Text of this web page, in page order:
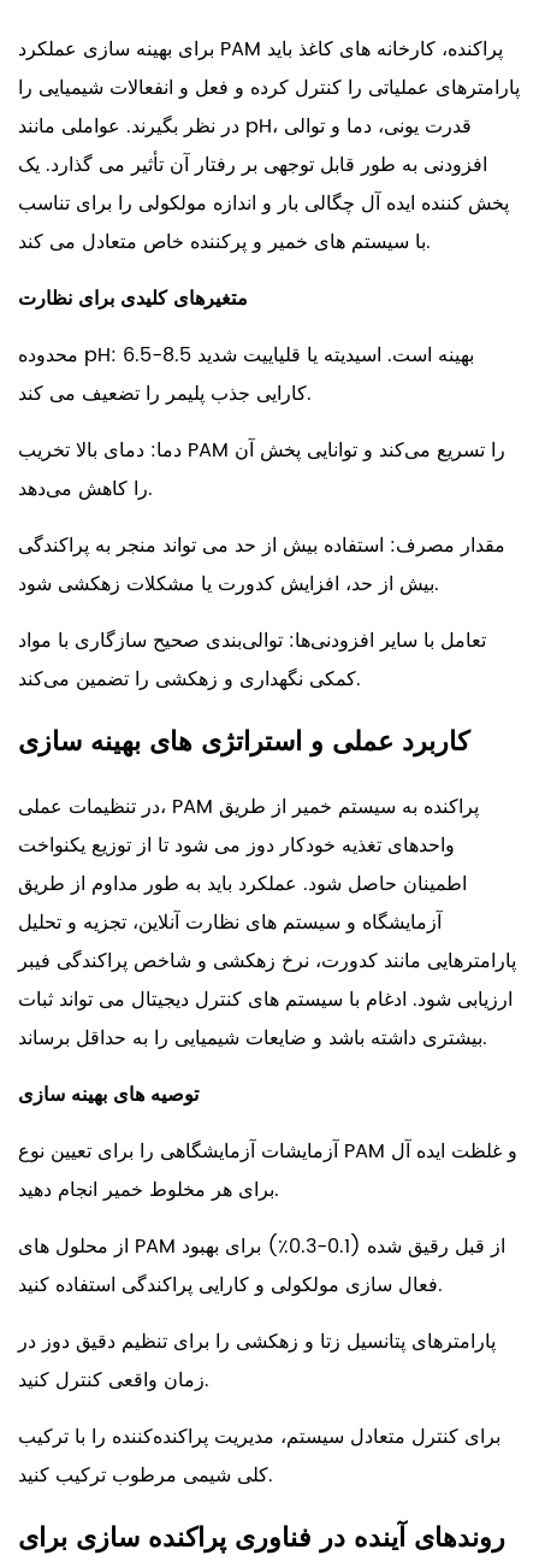
برای بهینه سازی عملکرد PAM پراکنده، کارخانه های کاغذ باید
پارامترهای عملیاتی را کنترل کرده و فعل و انفعالات شیمیایی را
در نظر بگیرند. عواملی مانند pH، قدرت یونی، دما و توالی
افزودنی به طور قابل توجهی بر رفتار آن تأثیر می گذارد. یک
پخش کننده ایده آل چگالی بار و اندازه مولکولی را برای تناسب
با سیستم های خمیر و پرکننده خاص متعادل می کند.
متغیرهای کلیدی برای نظارت
محدوده pH: 6.5-8.5 بهینه است. اسیدیته یا قلیاییت شدید
کارایی جذب پلیمر را تضعیف می کند.
دما: دمای بالا تخریب PAM را تسریع می‌کند و توانایی پخش آن
را کاهش می‌دهد.
مقدار مصرف: استفاده بیش از حد می تواند منجر به پراکندگی
بیش از حد، افزایش کدورت یا مشکلات زهکشی شود.
تعامل با سایر افزودنی‌ها: توالی‌بندی صحیح سازگاری با مواد
کمکی نگهداری و زهکشی را تضمین می‌کند.
کاربرد عملی و استراتژی های بهینه سازی
در تنظیمات عملی، PAM پراکنده به سیستم خمیر از طریق
واحدهای تغذیه خودکار دوز می شود تا از توزیع یکنواخت
اطمینان حاصل شود. عملکرد باید به طور مداوم از طریق
آزمایشگاه و سیستم های نظارت آنلاین، تجزیه و تحلیل
پارامترهایی مانند کدورت، نرخ زهکشی و شاخص پراکندگی فیبر
ارزیابی شود. ادغام با سیستم های کنترل دیجیتال می تواند ثبات
بیشتری داشته باشد و ضایعات شیمیایی را به حداقل برساند.
توصیه های بهینه سازی
آزمایشات آزمایشگاهی را برای تعیین نوع PAM و غلظت ایده آل
برای هر مخلوط خمیر انجام دهید.
از محلول های PAM از قبل رقیق شده (0.1-0.3٪) برای بهبود
فعال سازی مولکولی و کارایی پراکندگی استفاده کنید.
پارامترهای پتانسیل زتا و زهکشی را برای تنظیم دقیق دوز در
زمان واقعی کنترل کنید.
برای کنترل متعادل سیستم، مدیریت پراکنده‌کننده را با ترکیب
کلی شیمی مرطوب ترکیب کنید.
روندهای آینده در فناوری پراکنده سازی برای